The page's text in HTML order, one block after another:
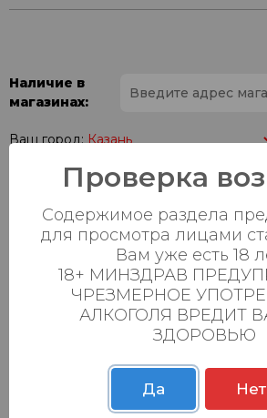
Наличие в
магазинах:
Ваш город:
Батыршина 20Б
Пн-Вс с
23:00
Магистральная 22д
Пн-Вс с
23:00
Осиновская 2В,
Пестрецы
Пн-Вс с
23:00
Пн-Вс с
23:00
Проверка
Содержимое раздела
для просмотра лицами
Вам уже есть 18
18+ МИНЗДРАВ
ЧРЕЗМЕРНОЕ
АЛКОГОЛЯ ВРЕДИТ
ЗДОРОВЬЮ
Да Нет